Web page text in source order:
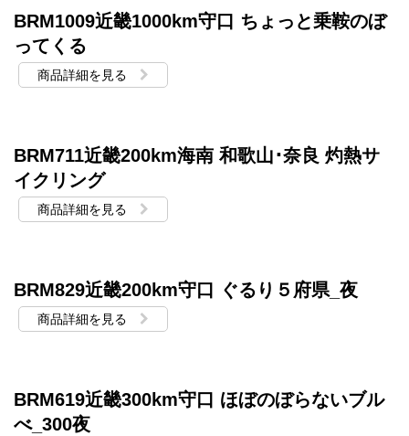
BRM1009近畿1000km守口 ちょっと乗鞍のぼ
ってくる
商品詳細を見る
BRM711近畿200km海南 和歌山･奈良 灼熱サ
イクリング
商品詳細を見る
BRM829近畿200km守口 ぐるり５府県_夜
商品詳細を見る
BRM619近畿300km守口 ほぼのぼらないブル
べ_300夜